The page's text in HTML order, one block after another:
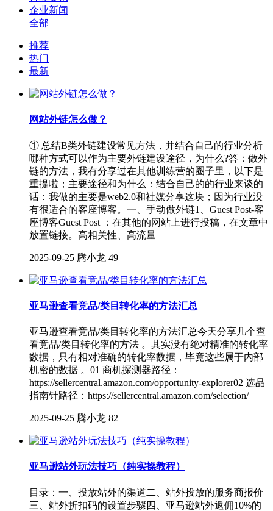
企业新闻
全部
推荐
热门
最新
网站外链怎么做？
① 总结B类外链建设常见方法，并结合自己的行业分析
哪种方式可以作为主要外链建设途径，为什么?答：做外
链的方法，我有分享过在其他训练营的圈子里，以下是
重提啦；主要途径和为什么：结合自己的的行业来谈的
话：我做的主要是web2.0和社媒分享这块；因为行业没
有很适合的客座博客。一、手动做外链1、Guest Post-客
座博客Guest Post ：在其他的网站上进行投稿，在文章中
放置链接。高相关性、高流量
2025-09-25 腾小龙 49
亚马逊查看竞品/类目转化率的方法汇总
亚马逊查看竞品/类目转化率的方法汇总今天分享几个查
看竞品/类目转化率的方法 。其实没有绝对精准的转化率
数据，只有相对准确的转化率数据，毕竟这些属于内部
机密的数据 。01 商机探测器路径：
https://sellercentral.amazon.com/opportunity-explorer02 选品
指南针路径：https://sellercentral.amazon.com/selection/
2025-09-25 腾小龙 82
亚马逊站外玩法技巧（纯实操教程）
目录：一、投放站外的渠道二、站外投放的服务商报价
三、站外折扣码的设置步骤四、亚马逊站外返佣10%的